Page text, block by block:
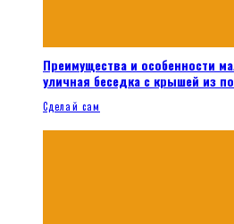
Преимущества и особенности
уличная беседка с крышей из
Сделай сам